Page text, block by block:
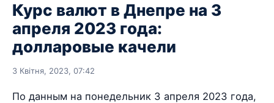
Курс валют в Днепре на 3
апреля 2023 года:
долларовые качели
3 Квітня, 2023, 07:42
По данным на понедельник 3 апреля 2023 года,